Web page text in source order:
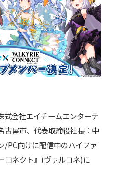
式会社エイチームエンターテ
古屋市、代表取締役社長：中
/PC向けに配信中のハイファ
コネクト』(ヴァルコネ)に